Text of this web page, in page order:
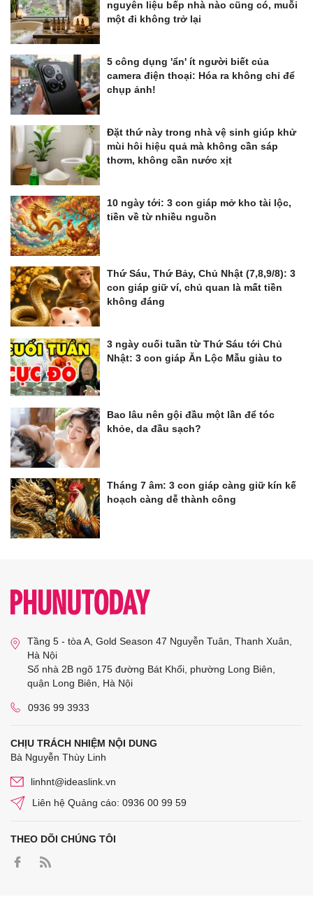
nguyên liệu bếp nhà nào cũng có, muỗi
một đi không trở lại
5 công dụng 'ẩn' ít người biết của
camera điện thoại: Hóa ra không chỉ để
chụp ảnh!
Đặt thứ này trong nhà vệ sinh giúp khử
mùi hôi hiệu quả mà không cần sáp
thơm, không cần nước xịt
10 ngày tới: 3 con giáp mở kho tài lộc,
tiền về từ nhiều nguồn
Thứ Sáu, Thứ Bảy, Chủ Nhật (7,8,9/8): 3
con giáp giữ ví, chủ quan là mất tiền
không đáng
3 ngày cuối tuần từ Thứ Sáu tới Chủ
Nhật: 3 con giáp Ăn Lộc Mẫu giàu to
Bao lâu nên gội đầu một lần để tóc
khỏe, da đầu sạch?
Tháng 7 âm: 3 con giáp càng giữ kín kế
hoạch càng dễ thành công
Tầng 5 - tòa A, Gold Season 47 Nguyễn Tuân, Thanh Xuân,
Hà Nội
Số nhà 2B ngõ 175 đường Bát Khối, phường Long Biên,
quận Long Biên, Hà Nội
0936 99 3933
CHỊU TRÁCH NHIỆM NỘI DUNG
Bà Nguyễn Thùy Linh
linhnt@ideaslink.vn
Liên hệ Quảng cáo: 0936 00 99 59
THEO DÕI CHÚNG TÔI